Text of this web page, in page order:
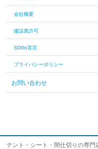
会社概要
建設業許可
SDGs宣言
プライバシーポリシー
お問い合わせ
テント・シート・間仕切りの専門